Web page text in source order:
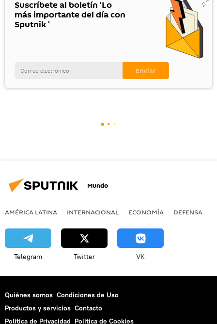
Suscríbete al boletín 'Lo
más importante del día con
Sputnik '
Mundo
AMÉRICA LATINA INTERNACIONAL ECONOMÍA DEFENSA
Telegram Twitter VK
Quiénes somos Condiciones de Uso
Productos y servicios Contacto
Política de Privacidad Politica de Cookies